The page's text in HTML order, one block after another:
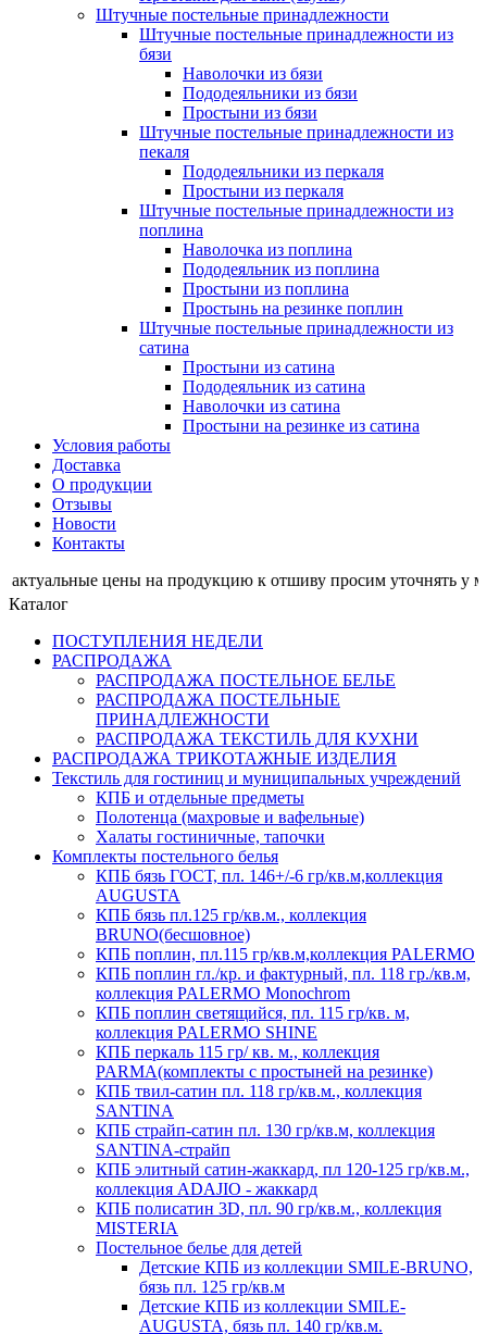
Штучные постельные принадлежности
Штучные постельные принадлежности из
бязи
Наволочки из бязи
Пододеяльники из бязи
Простыни из бязи
Штучные постельные принадлежности из
пекаля
Пододеяльники из перкаля
Простыни из перкаля
Штучные постельные принадлежности из
поплина
Наволочка из поплина
Пододеяльник из поплина
Простыни из поплина
Простынь на резинке поплин
Штучные постельные принадлежности из
сатина
Простыни из сатина
Пододеяльник из сатина
Наволочки из сатина
Простыни на резинке из сатина
Условия работы
Доставка
О продукции
Отзывы
Новости
Контакты
цены на продукцию к отшиву просим уточнять у
Каталог
ПОСТУПЛЕНИЯ НЕДЕЛИ
РАСПРОДАЖА
РАСПРОДАЖА ПОСТЕЛЬНОЕ БЕЛЬЕ
РАСПРОДАЖА ПОСТЕЛЬНЫЕ
ПРИНАДЛЕЖНОСТИ
РАСПРОДАЖА ТЕКСТИЛЬ ДЛЯ КУХНИ
РАСПРОДАЖА ТРИКОТАЖНЫЕ ИЗДЕЛИЯ
Текстиль для гостиниц и муниципальных учреждений
КПБ и отдельные предметы
Полотенца (махровые и вафельные)
Халаты гостиничные, тапочки
Комплекты постельного белья
КПБ бязь ГОСТ, пл. 146+/-6 гр/кв.м,коллекция
AUGUSTA
КПБ бязь пл.125 гр/кв.м., коллекция
BRUNO(бесшовное)
КПБ поплин, пл.115 гр/кв.м,коллекция PALERMO
КПБ поплин гл./кр. и фактурный, пл. 118 гр./кв.м,
коллекция PALERMO Monochrom
КПБ поплин светящийся, пл. 115 гр/кв. м,
коллекция PALERMO SHINE
КПБ перкаль 115 гр/ кв. м., коллекция
PARMA(комплекты с простыней на резинке)
КПБ твил-сатин пл. 118 гр/кв.м., коллекция
SANTINA
КПБ страйп-сатин пл. 130 гр/кв.м, коллекция
SANTINA-страйп
КПБ элитный сатин-жаккард, пл 120-125 гр/кв.м.,
коллекция ADAJIO - жаккард
КПБ полисатин 3D, пл. 90 гр/кв.м., коллекция
MISTERIA
Постельное белье для детей
Детские КПБ из коллекции SMILE-BRUNO,
бязь пл. 125 гр/кв.м
Детские КПБ из коллекции SMILE-
AUGUSTA, бязь пл. 140 гр/кв.м.